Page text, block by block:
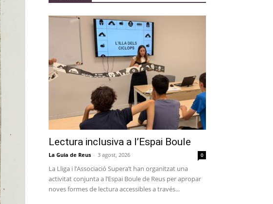
Lectura inclusiva a l’Espai Boule
La Guia de Reus - 3 agost, 2026 0
La Lliga i l’Associació Supera’t han organitzat una
activitat conjunta a l’Espai Boule de Reus per apropar
noves formes de lectura accessibles a través...